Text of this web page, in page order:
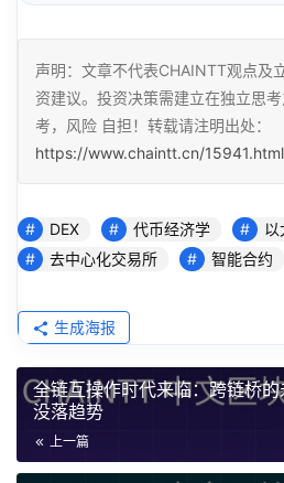
声明：文章不代表CHAINTT观点及
资建议。投资决策需建立在独立思
考，风险 自担！转载请注明出处：
https://www.chaintt.cn/15941.html
DEX 代币经济学
以
去中心化交易所
智能合约
生成海报
全链互操作时代来临：跨链桥
没落趋势
上一篇